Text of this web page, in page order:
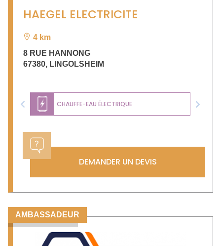
HAEGEL ELECTRICITE
4 km
8 RUE HANNONG
67380, LINGOLSHEIM
CHAUFFE-EAU ÉLECTRIQUE
Previous Next
DEMANDER UN DEVIS
AMBASSADEUR